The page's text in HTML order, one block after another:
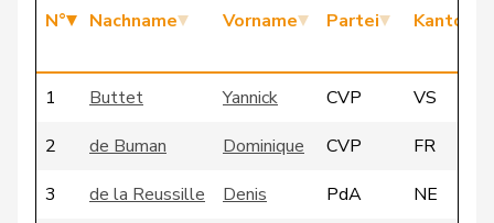
N° Nachname Vorname Partei Kanton
1 Buttet Yannick CVP
VS
2
de Buman Dominique CVP
FR
3
de la Reussille Denis PdA
NE